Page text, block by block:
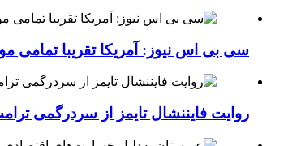
سی بی اس نیوز: آمریکا تقریبا تمامی
روایت فایننشال تایمز از سردرگمی